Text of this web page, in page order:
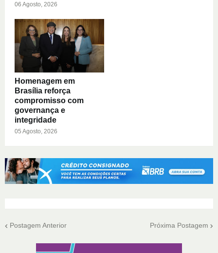
06 Agosto, 2026
Homenagem em
Brasília reforça
compromisso com
governança e
integridade
05 Agosto, 2026
Postagem Anterior Próxima Postagem